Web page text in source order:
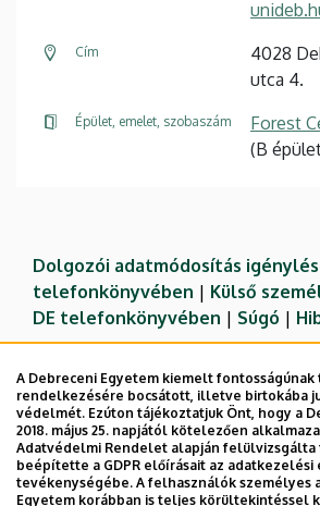
Cím
4028
utca 4.
Épület, emelet, szobaszám Forest
(B
Dolgozói adatmódosítás
telefonkönyvében | Külső
DE telefonkönyvében | Súgó |
A Debreceni Egyetem kiemelt fontosságúnak
rendelkezésére bocsátott, illetve birtokába
védelmét. Ezúton tájékoztatjuk Önt, hogy a
2018. május 25. napjától kötelezően
Adatvédelmi Rendelet alapján felülvizsgálta
beépítette a GDPR előírásait az adatkezelési
tevékenységébe. A felhasználók személyes
Egyetem korábban is teljes körültekintéssel